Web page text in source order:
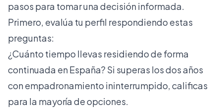
pasos para tomar una decisión informada.
Primero, evalúa tu perfil respondiendo estas
preguntas:
¿Cuánto tiempo llevas residiendo de forma
continuada en España? Si superas los dos años
con empadronamiento ininterrumpido, calificas
para la mayoría de opciones.